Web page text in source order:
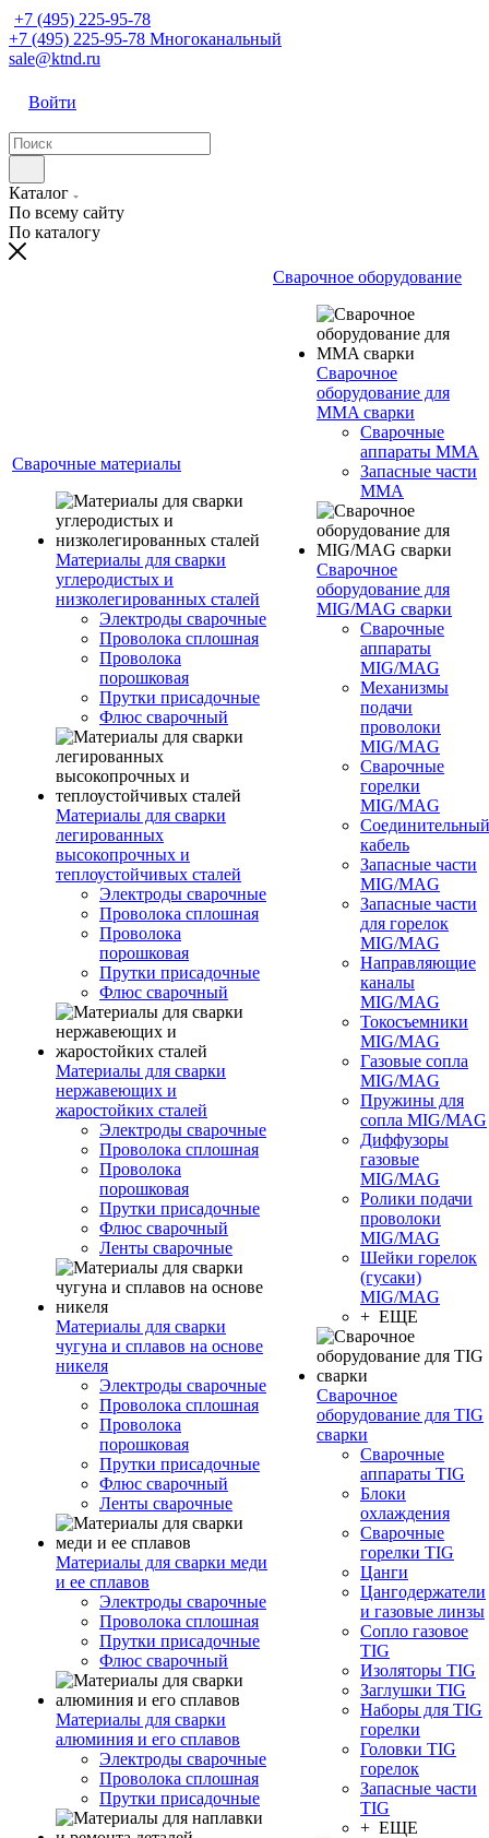
+7 (495) 225-95-78
+7 (495) 225-95-78 Многоканальный
sale@ktnd.ru
Войти
Каталог
По всему сайту
По каталогу
Сварочные материалы
Материалы для сварки
углеродистых и
низколегированных сталей
Электроды сварочные
Проволока сплошная
Проволока
порошковая
Прутки присадочные
Флюс сварочный
Материалы для сварки
легированных
высокопрочных и
теплоустойчивых сталей
Электроды сварочные
Проволока сплошная
Проволока
порошковая
Прутки присадочные
Флюс сварочный
Материалы для сварки
нержавеющих и
жаростойких сталей
Электроды сварочные
Проволока сплошная
Проволока
порошковая
Прутки присадочные
Флюс сварочный
Ленты сварочные
Материалы для сварки
чугуна и сплавов на основе
никеля
Электроды сварочные
Проволока сплошная
Проволока
порошковая
Прутки присадочные
Флюс сварочный
Ленты сварочные
Материалы для сварки меди
и ее сплавов
Электроды сварочные
Проволока сплошная
Прутки присадочные
Флюс сварочный
Материалы для сварки
алюминия и его сплавов
Электроды сварочные
Проволока сплошная
Прутки присадочные
Сварочное оборудование
Сварочное
оборудование для
MMA сварки
Сварочные
аппараты MMA
Запасные части
MMA
Сварочное
оборудование для
MIG/MAG сварки
Сварочные
аппараты
MIG/MAG
Механизмы
подачи
проволоки
MIG/MAG
Сварочные
горелки
MIG/MAG
Соединительный
кабель
Запасные части
MIG/MAG
Запасные части
для горелок
MIG/MAG
Направляющие
каналы
MIG/MAG
Токосъемники
MIG/MAG
Газовые сопла
MIG/MAG
Пружины для
сопла MIG/MAG
Диффузоры
газовые
MIG/MAG
Ролики подачи
проволоки
MIG/MAG
Шейки горелок
(гусаки)
MIG/MAG
+ ЕЩЕ
Сварочное
оборудование для TIG
сварки
Сварочные
аппараты TIG
Блоки
охлаждения
Сварочные
горелки TIG
Цанги
Цангодержатели
и газовые линзы
Сопло газовое
TIG
Изоляторы TIG
Заглушки TIG
Наборы для TIG
горелки
Головки TIG
горелок
Запасные части
TIG
+ ЕЩЕ